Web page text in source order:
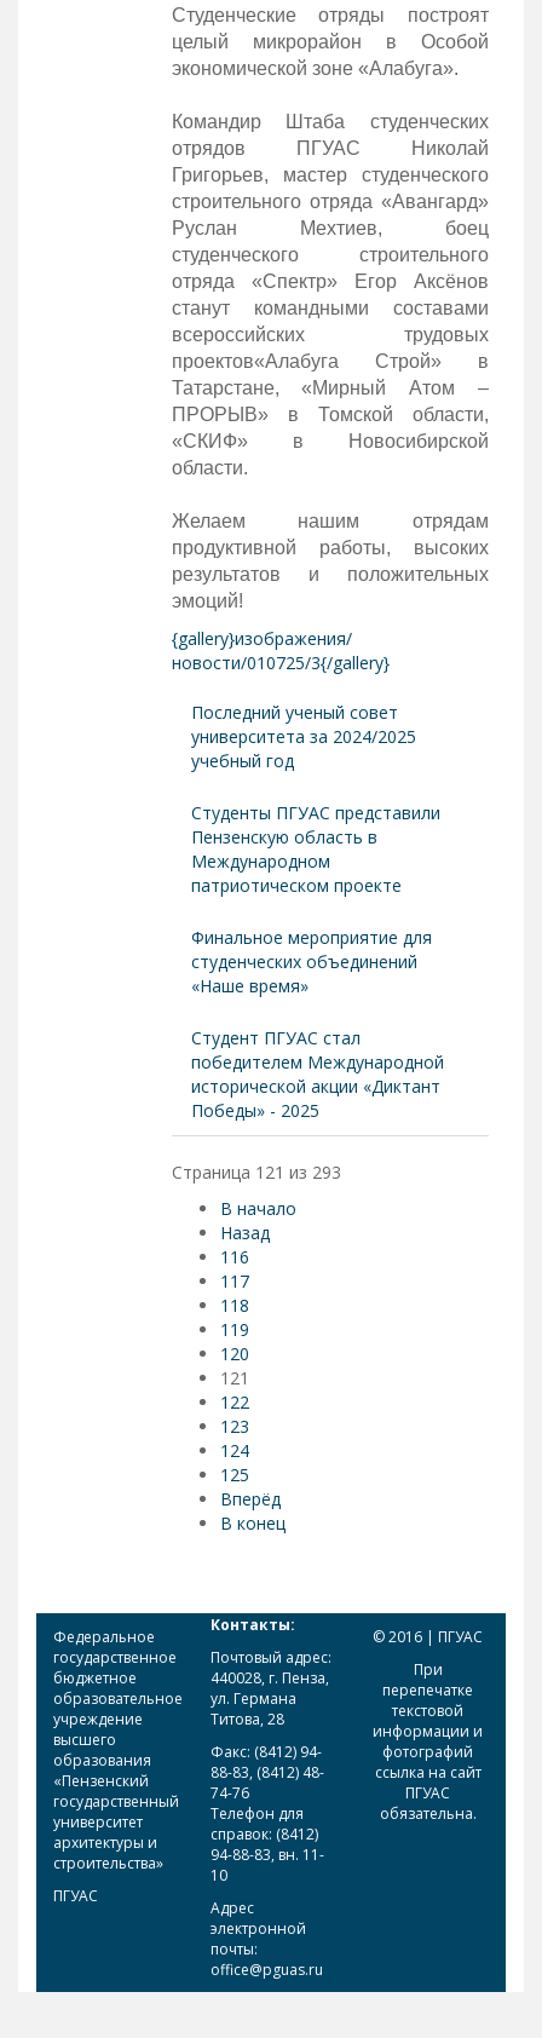
Студенческие отряды построят
целый микрорайон в Особой
экономической зоне «Алабуга».
Командир Штаба студенческих
отрядов ПГУАС Николай
Григорьев, мастер студенческого
строительного отряда «Авангард»
Руслан Мехтиев, боец
студенческого строительного
отряда «Спектр» Егор Аксёнов
станут командными составами
всероссийских трудовых
проектов«Алабуга Строй» в
Татарстане, «Мирный Атом –
ПРОРЫВ» в Томской области,
«СКИФ» в Новосибирской
области.
Желаем нашим отрядам
продуктивной работы, высоких
результатов и положительных
эмоций!
{gallery}изображения/
новости/010725/3{/gallery}
Последний ученый совет
университета за 2024/2025
учебный год
Студенты ПГУАС представили
Пензенскую область в
Международном
патриотическом проекте
Финальное мероприятие для
студенческих объединений
«Наше время»
Студент ПГУАС стал
победителем Международной
исторической акции «Диктант
Победы» - 2025
Страница 121 из 293
В начало
Назад
116
117
118
119
120
121
122
123
124
125
Вперёд
В конец
Федеральное
государственное
бюджетное
образовательное
учреждение
высшего
образования
«Пензенский
государственный
университет
архитектуры и
строительства»
ПГУАС
Контакты:
Почтовый адрес:
440028, г. Пенза,
ул. Германа
Титова, 28
Факс: (8412) 94-
88-83, (8412) 48-
74-76
Телефон для
справок: (8412)
94-88-83, вн. 11-
10
Адрес
электронной
почты:
office@pguas.ru
© 2016 | ПГУАС
При
перепечатке
текстовой
информации и
фотографий
ссылка на сайт
ПГУАС
обязательна.